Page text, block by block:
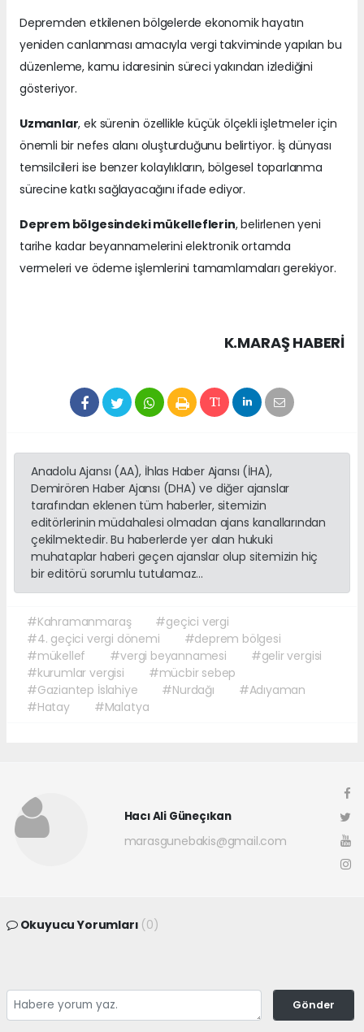
Depremden etkilenen bölgelerde ekonomik hayatın
yeniden canlanması amacıyla vergi takviminde yapılan bu
düzenleme, kamu idaresinin süreci yakından izlediğini
gösteriyor.
Uzmanlar, ek sürenin özellikle küçük ölçekli işletmeler için
önemli bir nefes alanı oluşturduğunu belirtiyor. İş dünyası
temsilcileri ise benzer kolaylıkların, bölgesel toparlanma
sürecine katkı sağlayacağını ifade ediyor.
Deprem bölgesindeki mükelleflerin, belirlenen yeni
tarihe kadar beyannamelerini elektronik ortamda
vermeleri ve ödeme işlemlerini tamamlamaları gerekiyor.
K.MARAŞ HABERİ
Anadolu Ajansı (AA), İhlas Haber Ajansı (İHA),
Demirören Haber Ajansı (DHA) ve diğer ajanslar
tarafından eklenen tüm haberler, sitemizin
editörlerinin müdahalesi olmadan ajans kanallarından
çekilmektedir. Bu haberlerde yer alan hukuki
muhataplar haberi geçen ajanslar olup sitemizin hiç
bir editörü sorumlu tutulamaz...
#Kahramanmaraş
#geçici vergi
#4. geçici vergi dönemi
#deprem bölgesi
#mükellef
#vergi beyannamesi
#gelir vergisi
#kurumlar vergisi
#mücbir sebep
#Gaziantep İslahiye
#Nurdağı
#Adıyaman
#Hatay
#Malatya
Hacı Ali Güneçıkan
marasgunebakis@gmail.com
Okuyucu Yorumları (0)
Gönder